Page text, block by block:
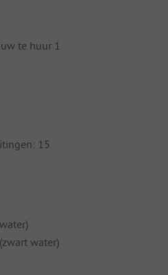
te huur 1
15
water)